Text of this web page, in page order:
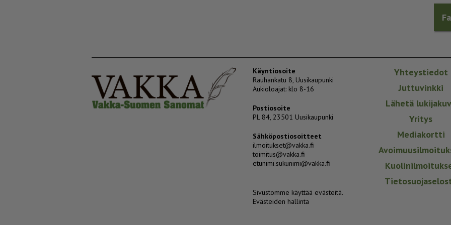
Käyntiosoite
Rauhankatu 8, Uusikaupunki
Aukioloajat: klo 8-16
Postiosoite
PL 84, 23501 Uusikaupunki
Sähköpostiosoitteet
ilmoitukset@vakka.fi
toimitus@vakka.fi
etunimi.sukunimi@vakka.fi
Sivustomme käyttää evästeitä.
Evästeiden hallinta
Yhteystiedot
Juttuvinkki
Lähetä
Yritys
Mediakortti